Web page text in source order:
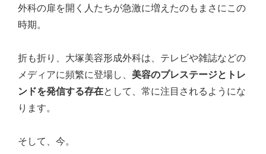
外科の扉を開く人たちが急激に増えたのもまさにこの
時期。
折も折り、大塚美容形成外科は、テレビや雑誌などの
メディアに頻繁に登場し、 美容のプレステージとトレ
ンドを発信する存在として、常に注目されるようにな
ります。
そして、今。